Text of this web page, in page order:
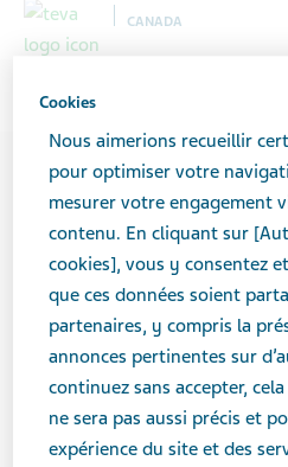
CANADA
Canada
Cookies
Nous aimerions recueillir
pour optimiser votre
mesurer votre engagement
contenu. En cliquant sur
cookies], vous y consentez
que ces données soient
partenaires, y compris la
annonces pertinentes sur
continuez sans accepter,
ne sera pas aussi précis et
expérience du site et des